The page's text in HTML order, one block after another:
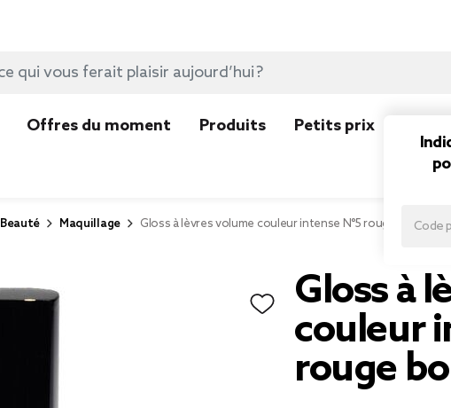
Offres du moment Produits Petits prix
Beauté Maquillage Gloss à lèvres volume couleur intense N°5 rouge
Gloss à
couleur
rouge